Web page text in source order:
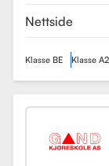
Nettside
Klasse BE Klasse A2